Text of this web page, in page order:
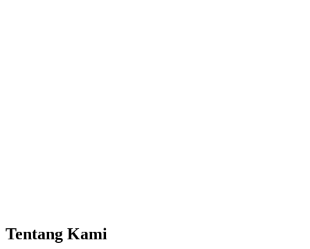
Tentang Kami